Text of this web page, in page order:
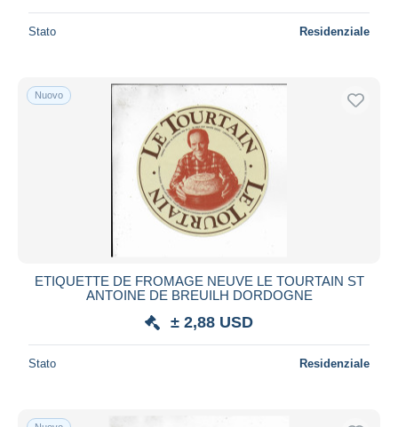
Stato Residenziale
Nuovo
ETIQUETTE DE FROMAGE NEUVE LE TOURTAIN ST
ANTOINE DE BREUILH DORDOGNE
± 2,88 USD
Stato Residenziale